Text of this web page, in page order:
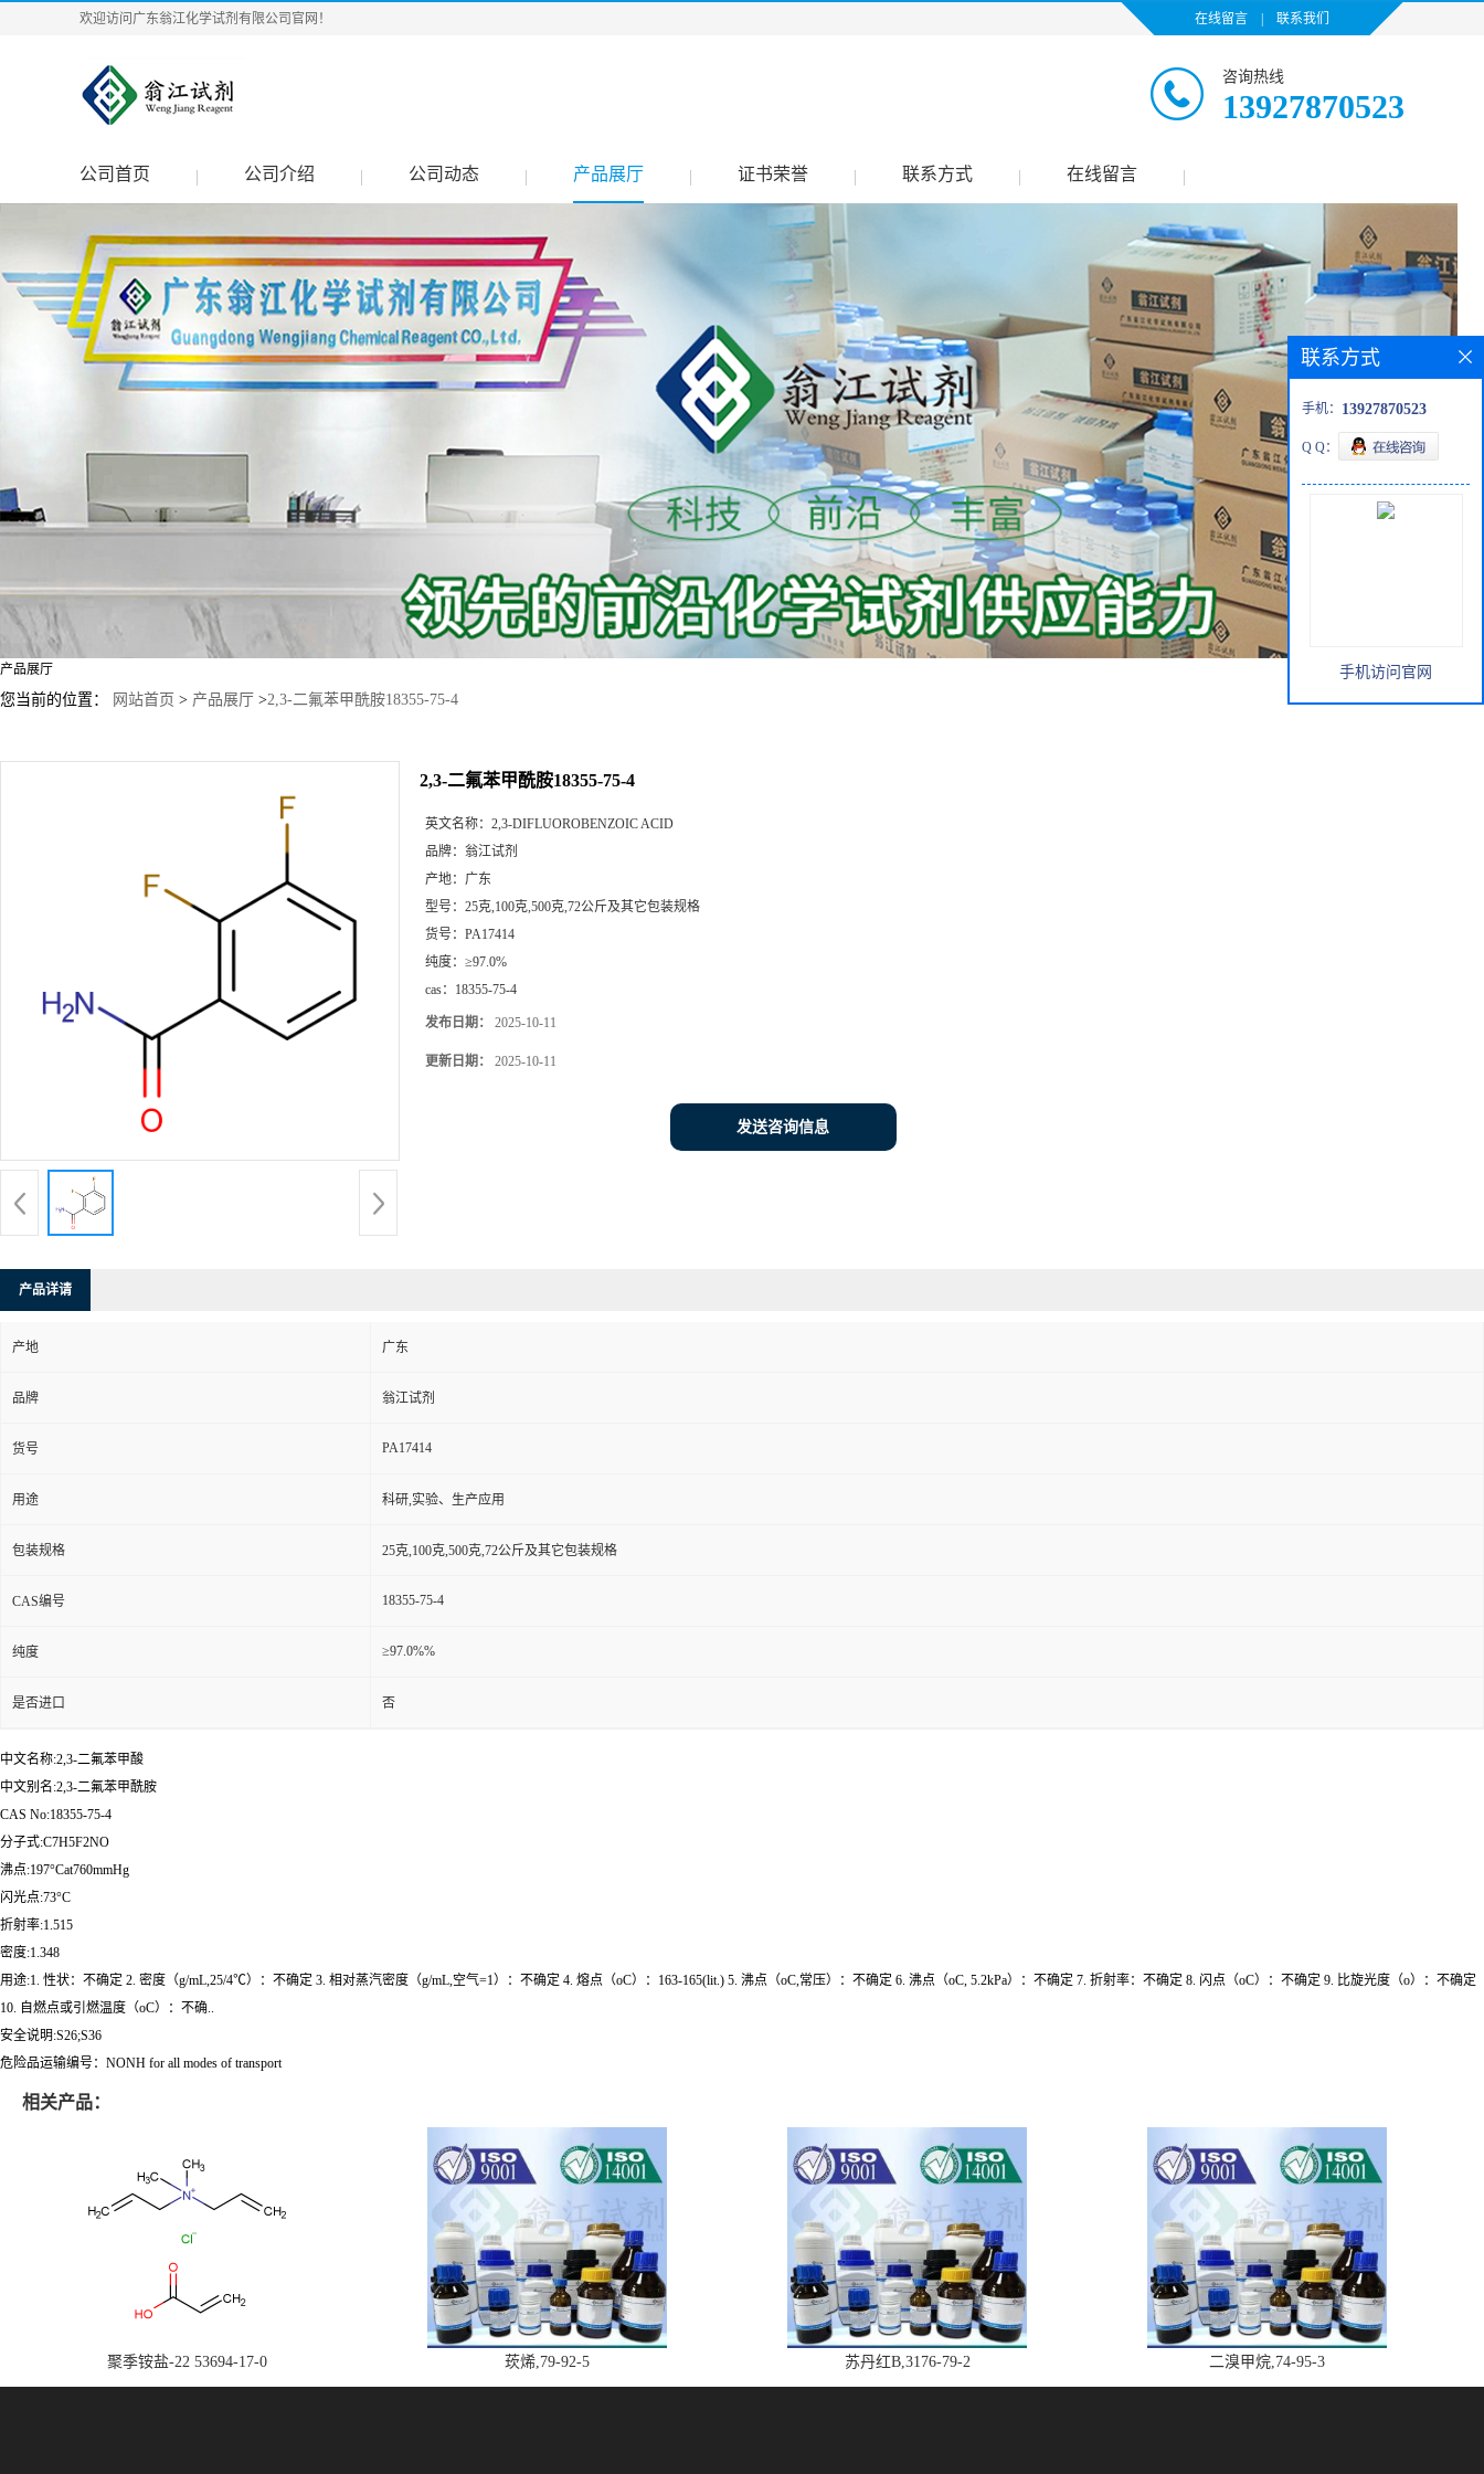
欢迎访问广东翁江化学试剂有限公司官网！ 在线留言 联系我们
咨询热线
13927870523
公司首页 公司介绍 公司动态 产品展厅 证书荣誉 联系方式 在线留言
产品展厅
您当前的位置： 网站首页 > 产品展厅 >2,3-二氟苯甲酰胺18355-75-4
2,3-二氟苯甲酰胺18355-75-4
英文名称： 2,3-DIFLUOROBENZOIC ACID
品牌： 翁江试剂
产地： 广东
型号： 25克,100克,500克,72公斤及其它包装规格
货号： PA17414
纯度： ≥97.0%
cas： 18355-75-4
发布日期： 2025-10-11
更新日期： 2025-10-11
发送咨询信息
产品详请
产地 广东
品牌 翁江试剂
货号 PA17414
用途 科研,实验、生产应用
包装规格 25克,100克,500克,72公斤及其它包装规格
CAS编号 18355-75-4
纯度 ≥97.0%%
是否进口 否
中文名称:2,3-二氟苯甲酸
中文别名:2,3-二氟苯甲酰胺
CAS No:18355-75-4
分子式:C7H5F2NO
沸点:197°Cat760mmHg
闪光点:73°C
折射率:1.515
密度:1.348
用途:1. 性状：不确定 2. 密度（g/mL,25/4℃）：不确定 3. 相对蒸汽密度（g/mL,空气=1）：不确定 4. 熔点（oC）：163-165(lit.) 5. 沸点（oC,常压）：不确定 6. 沸点（oC, 5.2kPa）：不确定 7. 折射率：不确定 8. 闪点（oC）：不确定 9. 比旋光度（o）：不确定
10. 自燃点或引燃温度（oC）：不确..
安全说明:S26;S36
危险品运输编号：NONH for all modes of transport
相关产品：
聚季铵盐-22 53694-17-0 莰烯,79-92-5 苏丹红B,3176-79-2 二溴甲烷,74-95-3
联系方式
手机： 13927870523
Q Q：
手机访问官网